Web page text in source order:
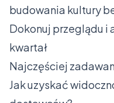
budowania kultury
Dokonuj przeglądu i
kwartał
Najczęściej
Jak uzyskać